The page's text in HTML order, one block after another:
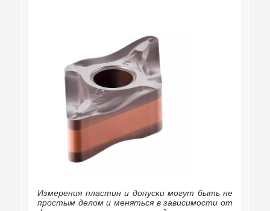
Измерения пластин и допуски могут быть не
простым делом и меняться в зависимости от